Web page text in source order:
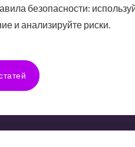
безопасности:
и анализируйте риски.